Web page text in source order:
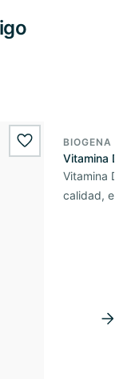
wishlist.add
BIOGENA
Vitamina
Vitamina
calidad, en